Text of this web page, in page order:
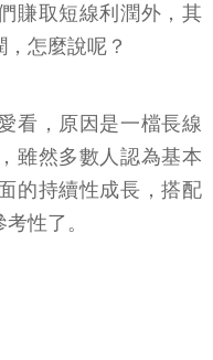
賺取短線利潤外，其
怎麼說呢？
看，原因是一檔長線
雖然多數人認為基本
的持續性成長，搭配
性了。